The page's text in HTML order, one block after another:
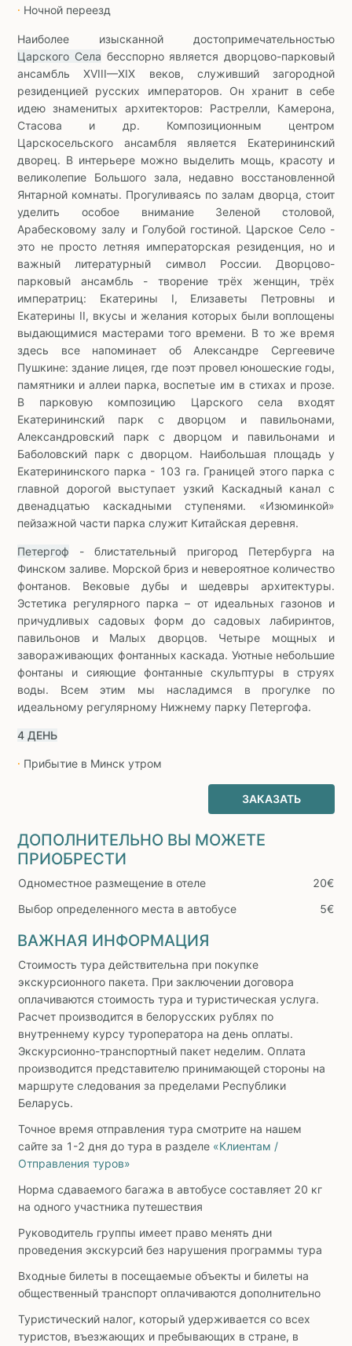
∙ Ночной переезд
Наиболее изысканной достопримечательностью
Царского Села бесспорно является дворцово-парковый
ансамбль XVIII—XIX веков, служивший загородной
резиденцией русских императоров. Он хранит в себе
идею знаменитых архитекторов: Растрелли, Камерона,
Стасова и др. Композиционным центром
Царскосельского ансамбля является Екатерининский
дворец. В интерьере можно выделить мощь, красоту и
великолепие Большого зала, недавно восстановленной
Янтарной комнаты. Прогуливаясь по залам дворца, стоит
уделить особое внимание Зеленой столовой,
Арабесковому залу и Голубой гостиной. Царское Село -
это не просто летняя императорская резиденция, но и
важный литературный символ России. Дворцово-
парковый ансамбль - творение трёх женщин, трёх
императриц: Екатерины I, Елизаветы Петровны и
Екатерины II, вкусы и желания которых были воплощены
выдающимися мастерами того времени. В то же время
здесь все напоминает об Александре Сергеевиче
Пушкине: здание лицея, где поэт провел юношеские годы,
памятники и аллеи парка, воспетые им в стихах и прозе.
В парковую композицию Царского села входят
Екатерининский парк с дворцом и павильонами,
Александровский парк с дворцом и павильонами и
Баболовский парк с дворцом. Наибольшая площадь у
Екатерининского парка - 103 га. Границей этого парка с
главной дорогой выступает узкий Каскадный канал с
двенадцатью каскадными ступенями. «Изюминкой»
пейзажной части парка служит Китайская деревня.
Петергоф - блистательный пригород Петербурга на
Финском заливе. Морской бриз и невероятное количество
фонтанов. Вековые дубы и шедевры архитектуры.
Эстетика регулярного парка – от идеальных газонов и
причудливых садовых форм до садовых лабиринтов,
павильонов и Малых дворцов. Четыре мощных и
завораживающих фонтанных каскада. Уютные небольшие
фонтаны и сияющие фонтанные скульптуры в струях
воды. Всем этим мы насладимся в прогулке по
идеальному регулярному Нижнему парку Петергофа.
4 ДЕНЬ
∙ Прибытие в Минск утром
ЗАКАЗАТЬ
ДОПОЛНИТЕЛЬНО ВЫ МОЖЕТЕ
ПРИОБРЕСТИ
Одноместное размещение в отеле
20€
Выбор определенного места в автобусе
5€
ВАЖНАЯ ИНФОРМАЦИЯ
Стоимость тура действительна при покупке
экскурсионного пакета. При заключении договора
оплачиваются стоимость тура и туристическая услуга.
Расчет производится в белорусских рублях по
внутреннему курсу туроператора на день оплаты.
Экскурсионно-транспортный пакет неделим. Оплата
производится представителю принимающей стороны на
маршруте следования за пределами Республики
Беларусь.
Точное время отправления тура смотрите на нашем
сайте за 1-2 дня до тура в разделе «Клиентам /
Отправления туров»
Норма сдаваемого багажа в автобусе составляет 20 кг
на одного участника путешествия
Руководитель группы имеет право менять дни
проведения экскурсий без нарушения программы тура
Входные билеты в посещаемые объекты и билеты на
общественный транспорт оплачиваются дополнительно
Туристический налог, который удерживается со всех
туристов, въезжающих и пребывающих в стране, в